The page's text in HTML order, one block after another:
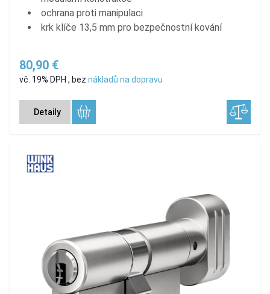
ochrana proti manipulaci
krk klíče 13,5 mm pro bezpečnostní kování
80,90 €
vč. 19% DPH , bez nákladů na dopravu
Detaily